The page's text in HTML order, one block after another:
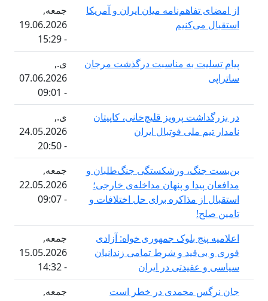
تفاهم‌نامه میان ایران و آمریکا
می‌کنیم
جمعه,
به مناسبت درگذشت مرجان
ی.,
پرویز قلیچ‌خانی، کاپیتان
ملی فوتبال ایران
ی.,
ورشکستگی جنگ‌طلبان و
پیدا و پنهان مداخله‌ی خارجی؛
از مذاکره برای حل اختلافات و
جمعه,
22.05.2026
- 09:07
پنج بلوک جمهوری خواه: آزادی
و شرط تمامی زندانیان
عقیدتی در ایران
جمعه,
15.05.2026
محمدی در خطر است
جمعه,